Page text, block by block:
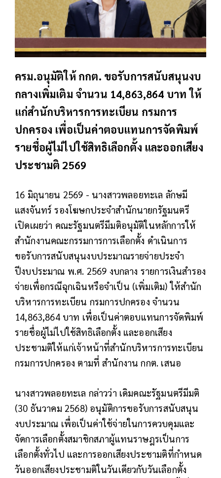
ครม.อนุมัติให้ กกต. ขอรับการสนับสนุนงบ
กลางเพิ่มเติม จำนวน 14,863,864 บาท ให้
แก่สำนักบริหารการทะเบียน กรมการ
ปกครอง เพื่อเป็นค่าตอบแทนการจัดพิมพ์
รายชื่อผู้ไม่ไปใช้สิทธิเลือกตั้ง และออกเสียง
ประชามติ 2569
16 มิถุนายน 2569 - นางสาวพลอยทะเล ลักษมี
แสงจันทร์ รองโฆษกประจำสำนักนายกรัฐมนตรี
เปิดเผยว่า คณะรัฐมนตรีมีมติอนุมัติในหลักการให้
สำนักงานคณะกรรมการการเลือกตั้ง ดำเนินการ
ขอรับการสนับสนุนงบประมาณรายจ่ายประจำ
ปีงบประมาณ พ.ศ. 2569 งบกลาง รายการเงินสำรอง
จ่ายเพื่อกรณีฉุกเฉินหรือจำเป็น (เพิ่มเติม) ให้สำนัก
บริหารการทะเบียน กรมการปกครอง จำนวน
14,863,864 บาท เพื่อเป็นค่าตอบแทนการจัดพิมพ์
รายชื่อผู้ไม่ไปใช้สิทธิเลือกตั้ง และออกเสียง
ประชามติให้แก่เจ้าหน้าที่สำนักบริหารการทะเบียน
กรมการปกครอง ตามที่ สำนักงาน กกต. เสนอ
นางสาวพลอยทะเล กล่าวว่า เดิมคณะรัฐมนตรีมีมติ
(30 ธันวาคม 2568) อนุมัติการขอรับการสนับสนุน
งบประมาณ เพื่อเป็นค่าใช้จ่ายในการควบคุมและ
จัดการเลือกตั้งสมาชิกสภาผู้แทนราษฎรเป็นการ
เลือกตั้งทั่วไป และการออกเสียงประชามติที่กำหนด
วันออกเสียงประชามติในวันเดียวกับวันเลือกตั้ง